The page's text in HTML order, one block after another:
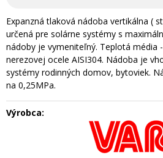
Expanzná tlaková nádoba vertikálna (
určená pre solárne systémy s
nádoby je vymeniteľný. Teplotá média
nerezovej ocele AISI304. Nádoba je
systémy rodinných domov, bytoviek.
na 0,25MPa.
Výrobca: